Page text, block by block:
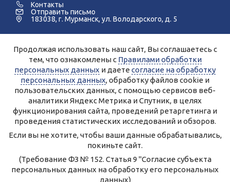
Контакты
Отправить письмо
183038, г. Мурманск, ул. Володарского, д. 5
©2005-2026 Мурманский Педагогический Колледж.
Для улучшения работы сайта и его взаимодействия с
пользователями используются файлы cookie и сервисы веб-
аналитики Яндекс.Метрика, Спутник.
Продолжая работу с сайтом, Вы даете разрешение на
использование cookie-файлов и согласие на обработку данных
сервисами Яндекс.Метрика, Спутник.
Вы всегда можете отключить файлы cookie в настройках Вашего
браузера.
Персональные данные, опубликованные на сайте, размещены с
согласия субъектов персональных данных.
Условия и запреты не установлены.
Правила обработки персональных данных ГАПОУ МО
«Мурманский педагогический колледж»
Согласие на обработку персональных данных
Создание сайта – Старт Икс
Продолжая использовать наш сайт, Вы соглашаетесь с
тем, что ознакомлены с Правилами обработки
персональных данных и даете согласие на обработку
персональных данных, обработку файлов cookie и
пользовательских данных, с помощью сервисов веб-
аналитики Яндекс Метрика и Спутник, в целях
функционирования сайта, проведений ретаргетинга и
проведения статистических исследований и обзоров.
Если вы не хотите, чтобы ваши данные обрабатывались,
покиньте сайт.
(Требование ФЗ № 152. Статья 9 "Согласие субъекта
персональных данных на обработку его персональных
данных)